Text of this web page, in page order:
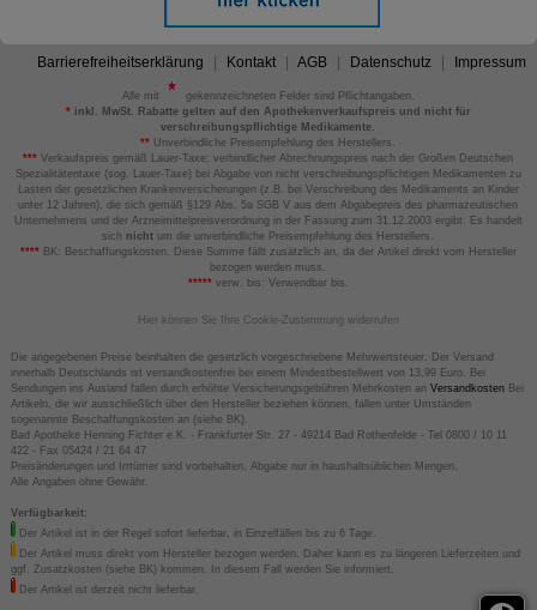
Barrierefreiheitserklärung Kontakt AGB Datenschutz Impressum
Alle mit
gekennzeichneten Felder sind Pflichtangaben.
*inkl. MwSt. Rabatte gelten auf den Apothekenverkaufspreis und nicht für
verschreibungspflichtige Medikamente.
** Unverbindliche Preisempfehlung des Herstellers.
*** Verkaufspreis gemäß Lauer-Taxe; verbindlicher Abrechnungspreis nach der Großen Deutschen
Spezialitätentaxe (sog. Lauer-Taxe) bei Abgabe von nicht verschreibungspflichtigen Medikamenten zu
Lasten der gesetzlichen Krankenversicherungen (z.B. bei Verschreibung des Medikaments an Kinder
unter 12 Jahren), die sich gemäß §129 Abs. 5a SGB V aus dem Abgabepreis des pharmazeutischen
Unternehmens und der Arzneimittelpreisverordnung in der Fassung zum 31.12.2003 ergibt. Es handelt
sich nicht um die unverbindliche Preisempfehlung des Herstellers.
****BK: Beschaffungskosten. Diese Summe fällt zusätzlich an, da der Artikel direkt vom Hersteller
bezogen werden muss.
*****verw. bis: Verwendbar bis.
Hier können Sie Ihre Cookie-Zustimmung widerrufen
Die angegebenen Preise beinhalten die gesetzlich vorgeschriebene Mehrwertsteuer. Der Versand
innerhalb Deutschlands ist versandkostenfrei bei einem Mindestbestellwert von 13,99 Euro. Bei
Sendungen ins Ausland fallen durch erhöhte Versicherungsgebühren Mehrkosten an VersandkostenBei
Artikeln, die wir ausschließlich über den Hersteller beziehen können, fallen unter Umständen
sogenannte Beschaffungskosten an (siehe BK).
Bad Apotheke Henning Fichter e.K. - Frankfurter Str. 27 - 49214 Bad Rothenfelde - Tel 0800 / 10 11
422 - Fax 05424 / 21 64 47
Preisänderungen und Irrtümer sind vorbehalten. Abgabe nur in haushaltsüblichen Mengen.
Alle Angaben ohne Gewähr.
Verfügbarkeit:
Der Artikel ist in der Regel sofort lieferbar, in Einzelfällen bis zu 6 Tage.
Der Artikel muss direkt vom Hersteller bezogen werden. Daher kann es zu längeren Lieferzeiten und
ggf. Zusatzkosten (siehe BK) kommen. In diesem Fall werden Sie informiert.
Der Artikel ist derzeit nicht lieferbar.